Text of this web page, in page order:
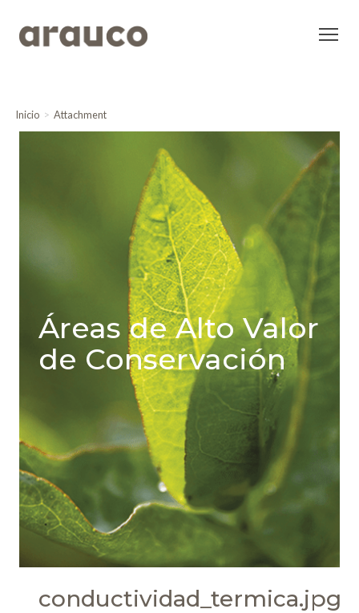
Inicio Attachment
Áreas de Alto Valor
de Conservación
conductividad_termica.jpg